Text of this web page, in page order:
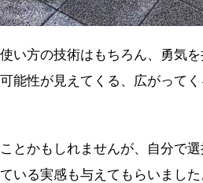
い方の技術はもちろん、勇気
能性が見えてくる、広がって
とかもしれませんが、自分で
いる実感も与えてもらいまし